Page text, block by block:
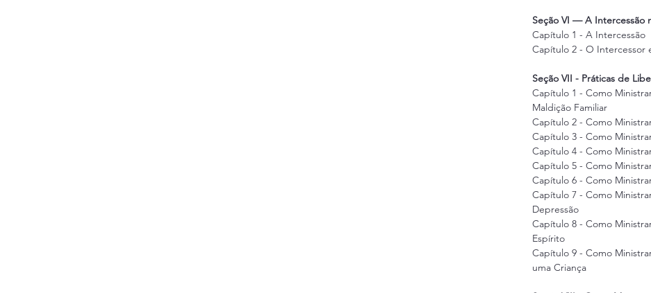
Seção VI — A Intercessão
Capítulo 1 - A Intercessão
Capítulo 2 - O Intercessor
Seção VII - Práticas de
Capítulo 1 - Como
Maldição Familiar
Capítulo 2 - Como
Capítulo 3 - Como
Capítulo 4 - Como
Capítulo 5 - Como
Capítulo 6 - Como
Capítulo 7 - Como
Depressão
Capítulo 8 - Como
Espírito
Capítulo 9 - Como
uma Criança